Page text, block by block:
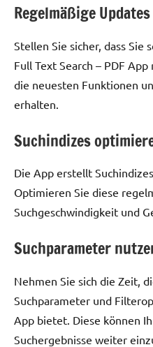
Regelmäßige Updates
Stellen Sie sicher, dass Sie
Full Text Search – PDF
die neuesten Funktionen
erhalten.
Suchindizes
Die App erstellt
Optimieren Sie diese
Suchgeschwindigkeit und
Suchparameter
Nehmen Sie sich die Zeit,
Suchparameter und
App bietet. Diese können
Suchergebnisse weiter